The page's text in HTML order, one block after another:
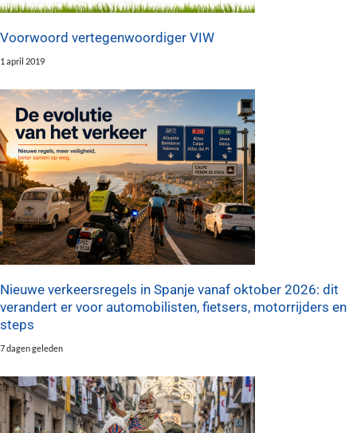
Voorwoord vertegenwoordiger VIW
1 april 2019
Nieuwe verkeersregels in Spanje vanaf oktober 2026: dit
verandert er voor automobilisten, fietsers, motorrijders en
steps
7 dagen geleden